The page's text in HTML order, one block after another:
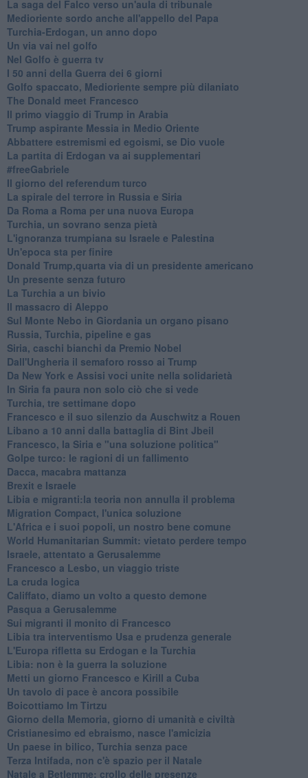
La saga del Falco verso un'aula di tribunale
Medioriente sordo anche all'appello del Papa
Turchia-Erdogan, un anno dopo
Un via vai nel golfo
Nel Golfo è guerra tv
I 50 anni della Guerra dei 6 giorni
Golfo spaccato, Medioriente sempre più dilaniato
The Donald meet Francesco
Il primo viaggio di Trump in Arabia
Trump aspirante Messia in Medio Oriente
Abbattere estremismi ed egoismi, se Dio vuole
La partita di Erdogan va ai supplementari
#freeGabriele
Il giorno del referendum turco
La spirale del terrore in Russia e Siria
Da Roma a Roma per una nuova Europa
Turchia, un sovrano senza pietà
L'ignoranza trumpiana su Israele e Palestina
Un'epoca sta per finire
Donald Trump,quarta via di un presidente americano
Un presente senza futuro
La Turchia a un bivio
Il massacro di Aleppo
Sul Monte Nebo in Giordania un organo pisano
Russia, Turchia, pipeline e gas
Siria, caschi bianchi da Premio Nobel
Dall'Ungheria il semaforo rosso ai Trump
Da New York e Assisi voci unite nella solidarietà
In Siria fa paura non solo ciò che si vede
Turchia, tre settimane dopo
Francesco e il suo silenzio da Auschwitz a Rouen
Libano a 10 anni dalla battaglia di Bint Jbeil
Francesco, la Siria e "una soluzione politica"
Golpe turco: le ragioni di un fallimento
Dacca, macabra mattanza
Brexit e Israele
Libia e migranti:la teoria non annulla il problema
Migration Compact, l'unica soluzione
L'Africa e i suoi popoli, un nostro bene comune
World Humanitarian Summit: vietato perdere tempo
Israele, attentato a Gerusalemme
Francesco a Lesbo, un viaggio triste
La cruda logica
Califfato, diamo un volto a questo demone
Pasqua a Gerusalemme
Sui migranti il monito di Francesco
Libia tra interventismo Usa e prudenza generale
L'Europa rifletta su Erdogan e la Turchia
Libia: non è la guerra la soluzione
Metti un giorno Francesco e Kirill a Cuba
Un tavolo di pace è ancora possibile
Boicottiamo Im Tirtzu
Giorno della Memoria, giorno di umanità e civiltà
Cristianesimo ed ebraismo, nasce l'amicizia
Un paese in bilico, Turchia senza pace
Terza Intifada, non c'è spazio per il Natale
Natale a Betlemme: crollo delle presenze